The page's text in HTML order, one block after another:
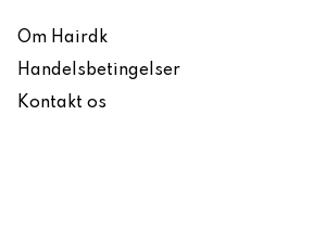
Om Hairdk
Handelsbetingelser
Kontakt os